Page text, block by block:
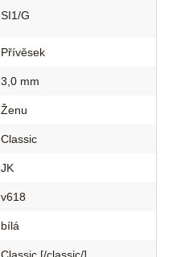
SI1/G
Přívěsek
3,0 mm
Ženu
Classic
JK
v618
bílá